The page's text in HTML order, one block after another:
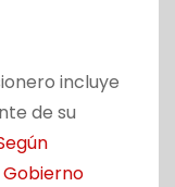
incluye
de su